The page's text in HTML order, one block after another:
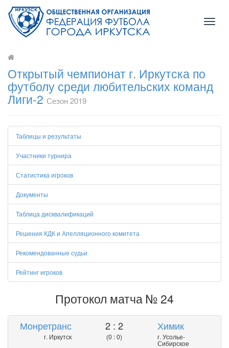
Открытый чемпионат г. Иркутска по
футболу среди любительских команд
Лиги-2 Сезон 2019
Таблицы и результаты
Участники турнира
Статистика игроков
Документы
Таблица дисквалификаций
Решения КДК и Апелляционного комитета
Рекомендованные судьи
Рейтинг игроков
Протокол матча № 24
Монретранс
г. Иркутск
2 : 2
(0 : 0)
Химик
г. Усолье-
Сибирское